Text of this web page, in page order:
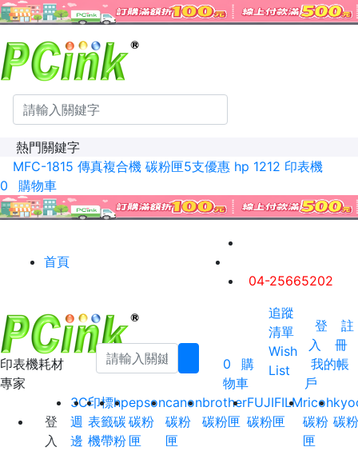
熱門關鍵字
MFC-1815 傳真複合機 碳粉匣5支優惠 hp 1212 印表機
0
購物車
首頁
04-25665202
印表機耗材
專家
0
購
物車
追蹤
清單
Wish
List
登
入
註
冊
我的帳
戶
登
入
3C
週
邊
印
表
機
標
籤
帶
hp
碳
粉
epson
碳粉
匣
canon
碳粉
匣
brother
碳粉匣
FUJIFILM
碳粉匣
ricoh
碳粉
匣
碳